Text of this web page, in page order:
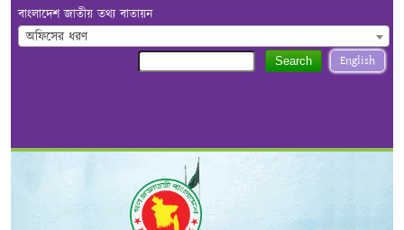
বাংলাদেশ জাতীয় তথ্য বাতায়ন
অফিসের ধরণ
English
Search